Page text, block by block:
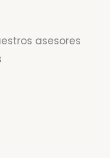
asesores